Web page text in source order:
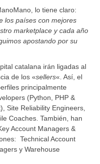
lo tiene claro:
los países con mejores
marketplace y cada año
apostando por su
catalana irán ligadas al
de los «sellers«. Así, el
principalmente
(Python, PHP &
Site Reliability Engineers,
Coaches. También, han
Account Managers &
Technical Account
y Warehouse